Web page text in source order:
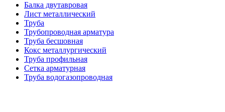
Балка двутавровая
Лист металлический
Труба
Трубопроводная арматура
Труба бесшовная
Кокс металлургический
Труба профильная
Cетка арматурная
Труба водогазопроводная